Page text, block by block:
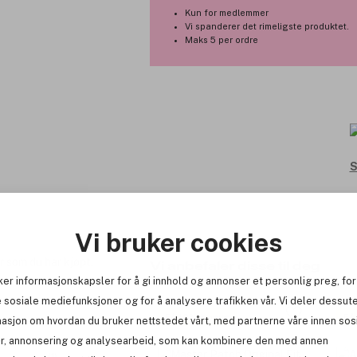
Vi bruker cookies
informasjonskapsler for å gi innhold og annonser et personlig preg, for
sosiale mediefunksjoner og for å analysere trafikken vår. Vi deler
om hvordan du bruker nettstedet vårt, med partnerne våre innen
annonsering og analysearbeid, som kan kombinere den med annen
Holdbar leppestift som ikke
Produktnummer:3196786
Kun for medlemmer
Vi spanderer det rimeligste produktet.
Maks 5 per ordre
Få 10% bonus
du har kjøpt.